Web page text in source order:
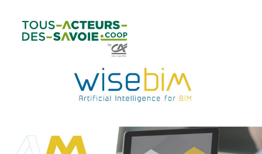
contenu
principal